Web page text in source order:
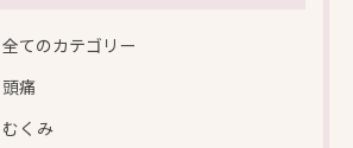
全てのカテゴリー
頭痛
むくみ